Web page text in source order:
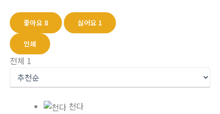
좋아요 8 싫어요 1
인쇄
전체 1
천다